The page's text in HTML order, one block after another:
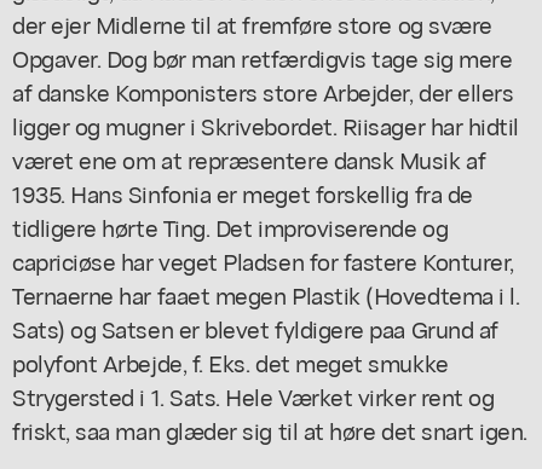
der ejer Midlerne til at fremføre store og svære
Opgaver. Dog bør man retfærdigvis tage sig mere
af danske Komponisters store Arbejder, der ellers
ligger og mugner i Skrivebordet. Riisager har hidtil
været ene om at repræsentere dansk Musik af
1935. Hans Sinfonia er meget forskellig fra de
tidligere hørte Ting. Det improviserende og
capriciøse har veget Pladsen for fastere Konturer,
Ternaerne har faaet megen Plastik (Hovedtema i l.
Sats) og Satsen er blevet fyldigere paa Grund af
polyfont Arbejde, f. Eks. det meget smukke
Strygersted i 1. Sats. Hele Værket virker rent og
friskt, saa man glæder sig til at høre det snart igen.